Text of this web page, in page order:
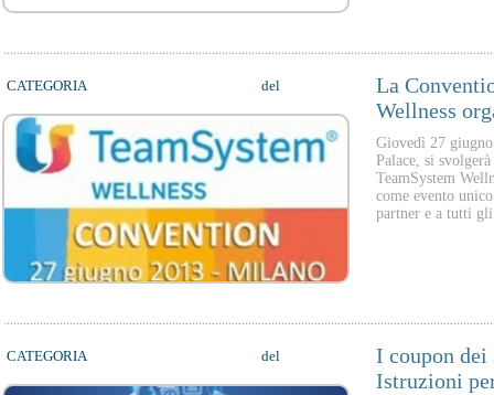
CATEGORIA
del
La
Wellness
Giovedì 27
Palace, si
TeamSystem
come evento
partner e a tutti
CATEGORIA
del
I coupon
Istruzioni